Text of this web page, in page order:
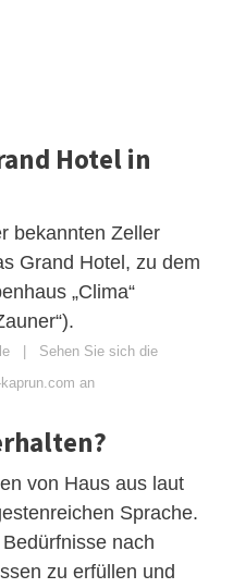
Hotel in
bekannten Zeller
Grand Hotel, zu dem
„Clima“
| Sehen Sie sich die
an
von Haus aus laut
Sprache.
nach
zu erfüllen und